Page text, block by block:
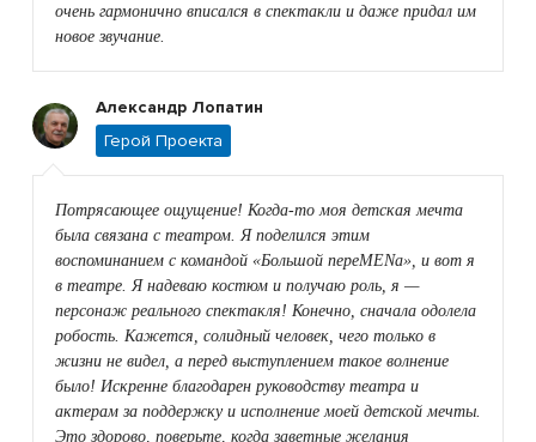
очень гармонично вписался в спектакли и даже придал им
новое звучание.
Александр Лопатин
Герой Проекта
Потрясающее ощущение! Когда-то моя детская мечта
была связана с театром. Я поделился этим
воспоминанием с командой «Большой переMENа» , и вот я
в театре. Я надеваю костюм и получаю роль, я —
персонаж реального спектакля! Конечно, сначала одолела
робость. Кажется, солидный человек, чего только в
жизни не видел, а перед выступлением такое волнение
было! Искренне благодарен руководству театра и
актерам за поддержку и исполнение моей детской мечты.
Это здорово, поверьте, когда заветные желания